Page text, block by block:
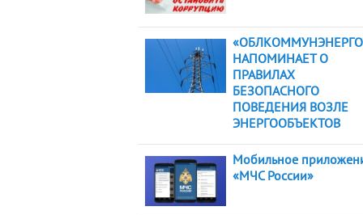
НАПОМИНАЕТ О
ПРАВИЛАХ
БЕЗОПАСНОГО
ПОВЕДЕНИЯ ВОЗЛЕ
ЭНЕРГООБЪЕКТОВ
Мобильное
«МЧС России»